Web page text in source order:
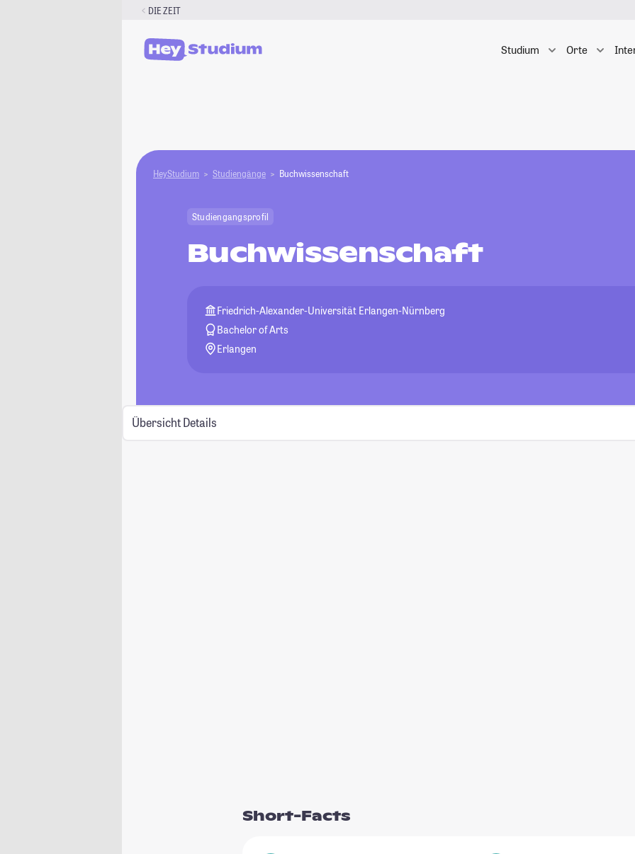
DIE ZEIT
Studium Orte
HeyStudium Studiengänge Buchwissenschaft
Studiengangsprofil
Buchwissenschaft
Friedrich-Alexander-Universität Erlangen-Nürnberg
Bachelor of Arts
Erlangen
Übersicht Details
Short-Facts